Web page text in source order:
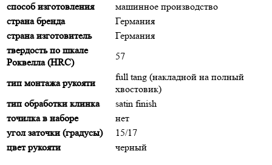
способ изготовления
машинное производство
страна бренда
Германия
страна изготовитель
Германия
твердость по шкале
Роквелла (HRC)
57
тип монтажа рукояти
full tang (накладной на полный
хвостовик)
тип обработки клинка
satin finish
точилка в наборе
нет
угол заточки (градусы)
15/17
цвет рукояти
черный